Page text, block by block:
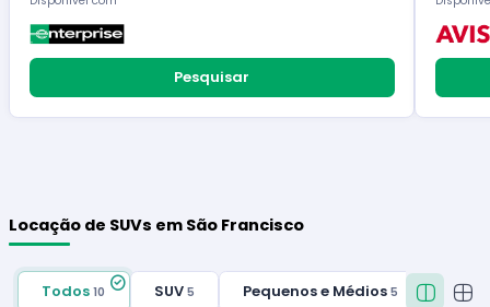
Pesquisar
Locação de SUVs em São Francisco
Todos10 SUV 5 Pequenos e Médios 5